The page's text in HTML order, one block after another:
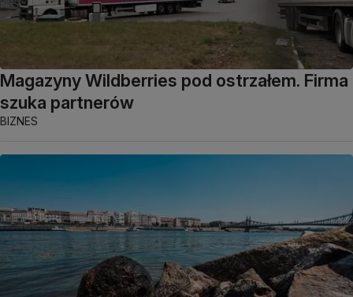
Magazyny Wildberries pod ostrzałem. Firma
szuka partnerów
BIZNES